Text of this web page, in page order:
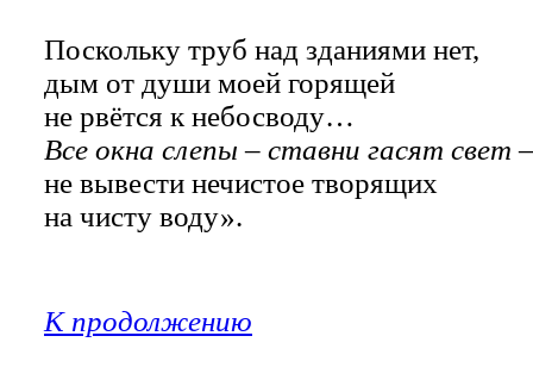
Поскольку труб над зданиями нет,
дым от души моей горящей
не рвётся к небосводу…
Все окна слепы – ставни гасят свет –
не вывести нечистое творящих
на чисту воду».
К продолжению